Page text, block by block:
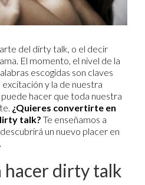
del dirty talk, o el decir
El momento, el nivel de la
escogidas son claves
y la de nuestra
hacer que toda nuestra
¿Quieres convertirte en
talk? Te enseñamos a
un nuevo placer en
hacer dirty talk